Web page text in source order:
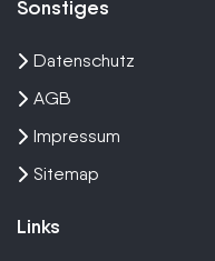
Sonstiges
Datenschutz
AGB
Impressum
Sitemap
Links